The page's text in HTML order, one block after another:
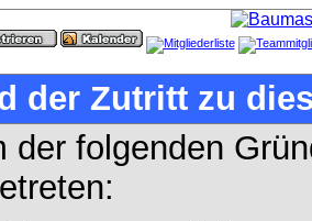
der Zutritt zu
der folgenden